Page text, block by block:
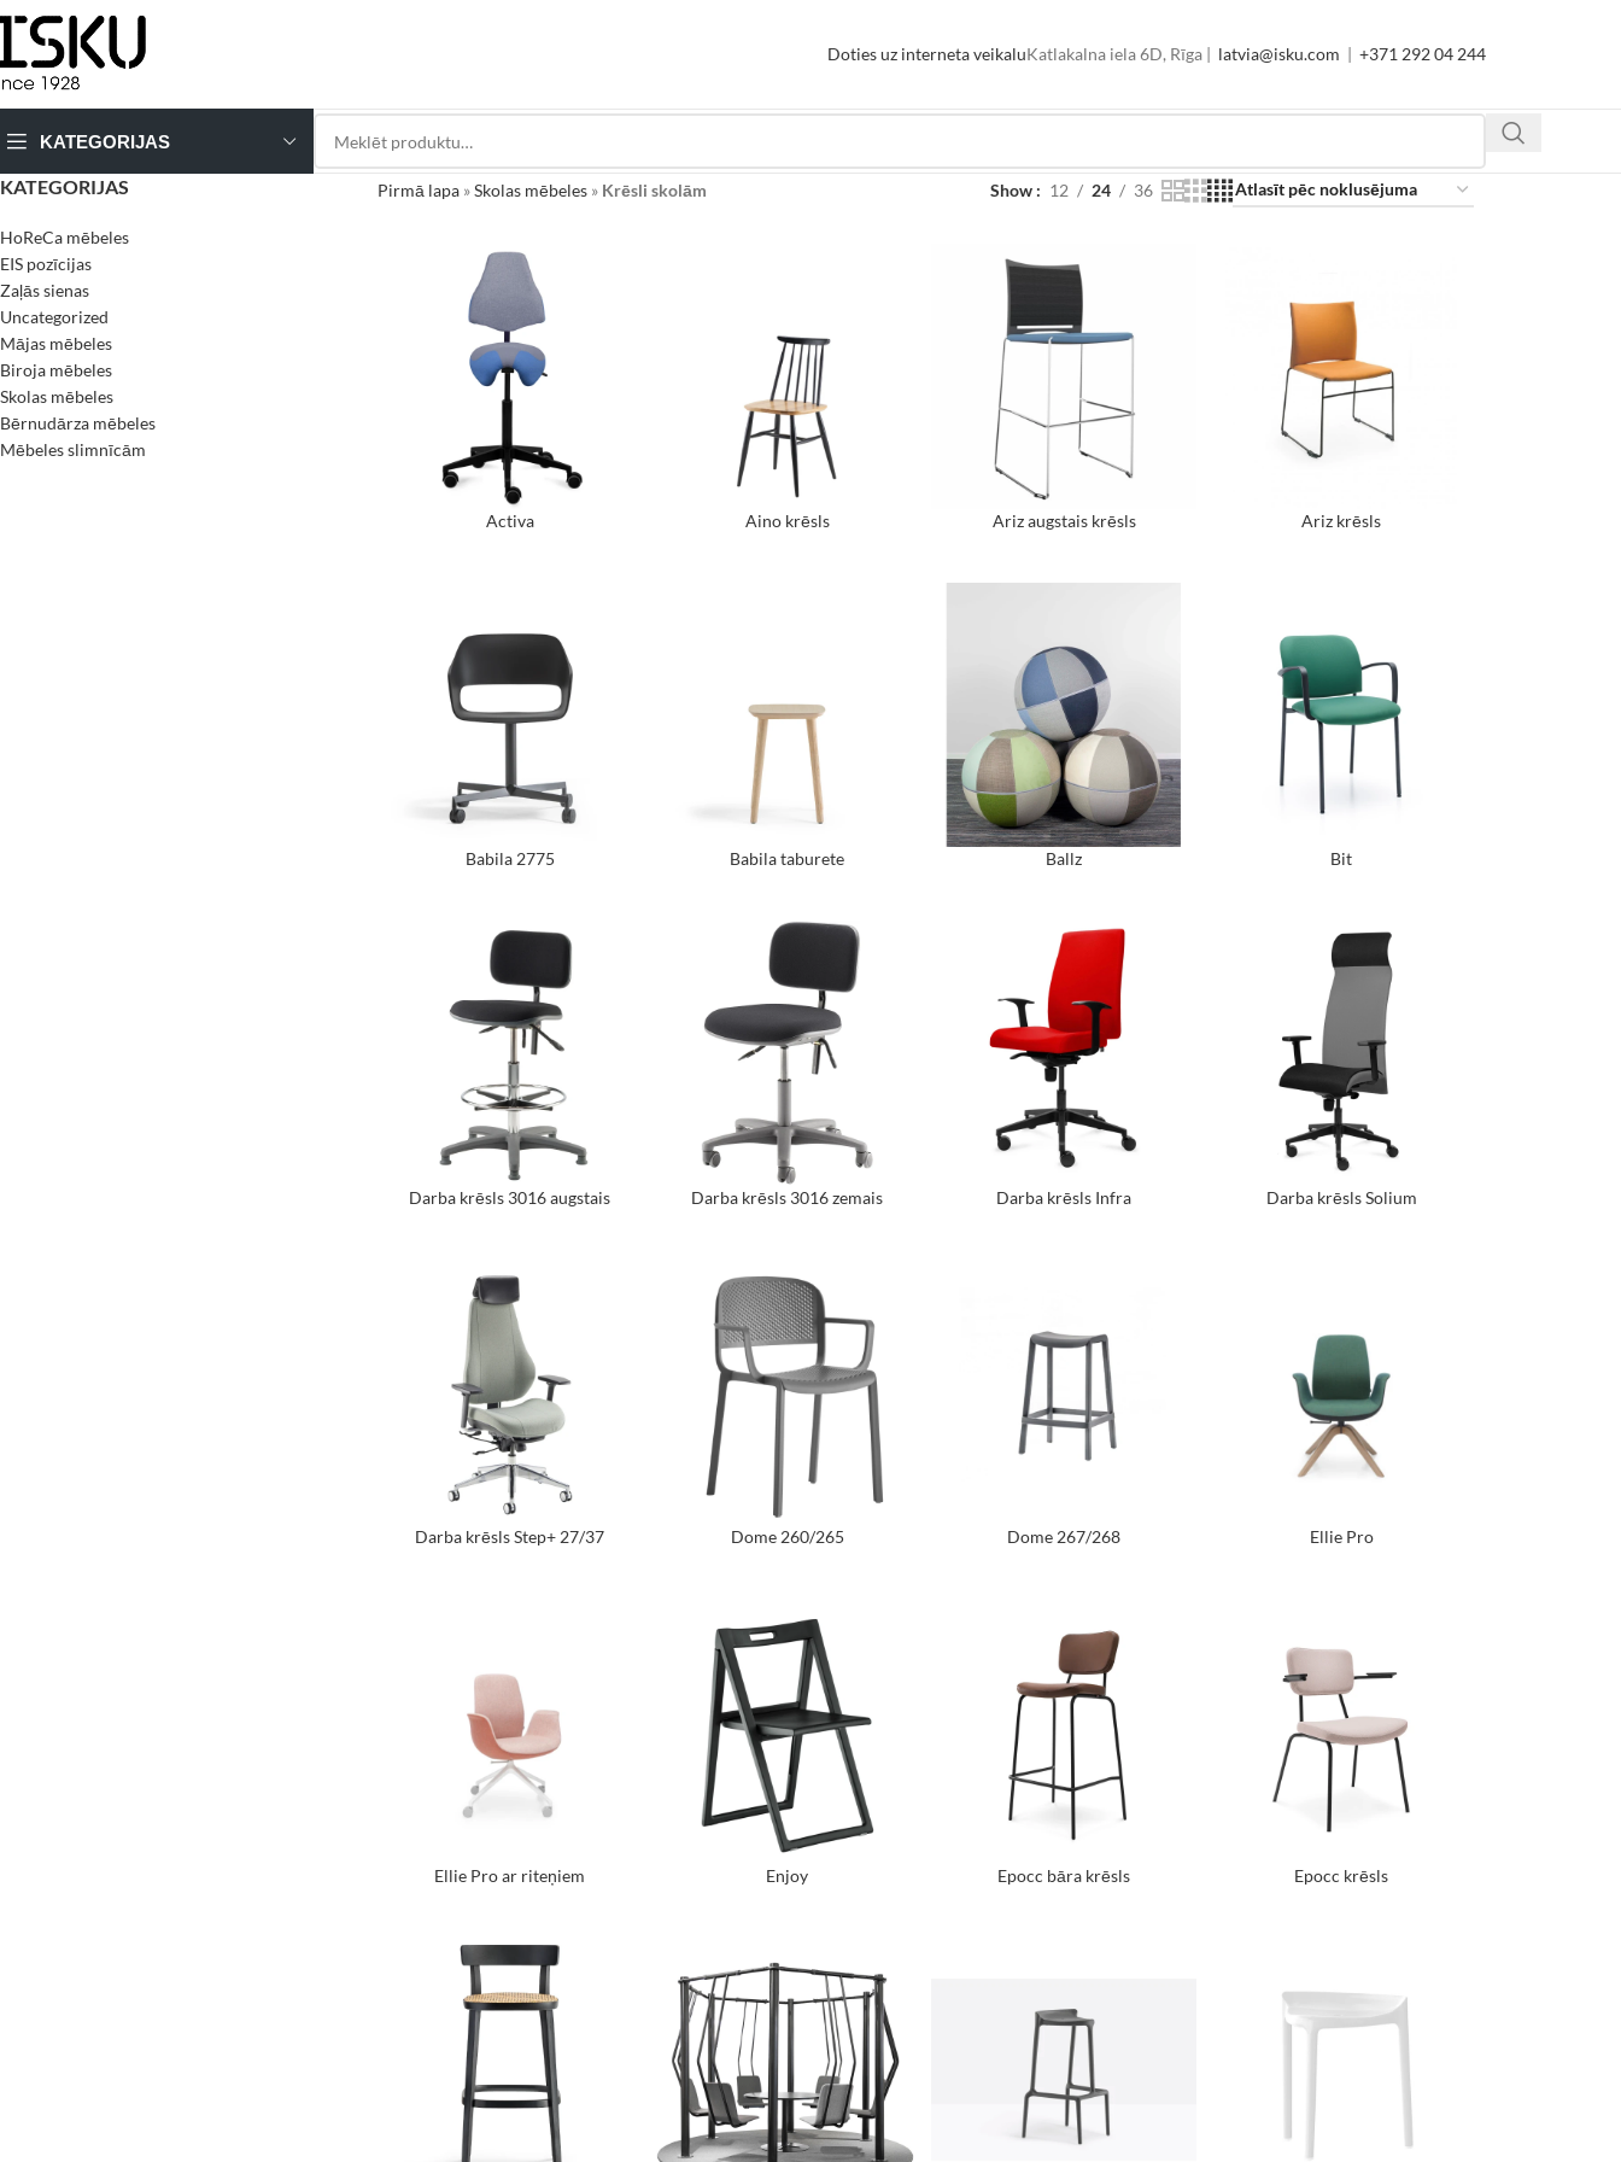
Doties uz interneta veikaluKatlakalna iela 6D, Rīga | latvia@isku.com | +371 292 04 244
KATEGORIJAS
KATEGORIJAS
HoReCa mēbeles
EIS pozīcijas
Zaļās sienas
Uncategorized
Mājas mēbeles
Biroja mēbeles
Skolas mēbeles
Bērnudārza mēbeles
Mēbeles slimnīcām
Pirmā lapa»Skolas mēbeles» Krēsli skolām Show 12 24 36
Activa Aino krēsls Ariz augstais krēsls Ariz krēsls
Babila 2775 Babila taburete Ballz Bit
Darba krēsls 3016 augstais Darba krēsls 3016 zemais Darba krēsls Infra Darba krēsls Solium
Darba krēsls Step+ 27/37 Dome 260/265 Dome 267/268 Ellie Pro
Ellie Pro ar riteņiem Enjoy Epocc bāra krēsls Epocc krēsls